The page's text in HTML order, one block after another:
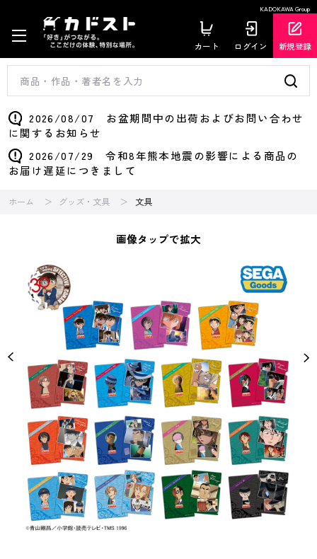
KADOKAWA Group
カート ログイン 新規登録
2026/08/07 お盆期間中の出荷およびお問い合わせ
に関するお知らせ
2026/07/29 令和8年熊本地震の影響による商品の
お届け遅延につきまして
ホーム グッズ・文具 文具
画像タップで拡大